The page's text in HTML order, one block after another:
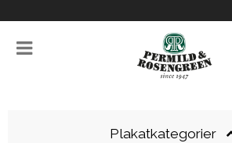
Plakatkategorier